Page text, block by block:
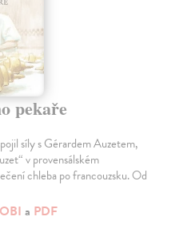
pekaře
síly s Gérardem Auzetem,
v provensálském
chleba po francouzsku. Od
a PDF